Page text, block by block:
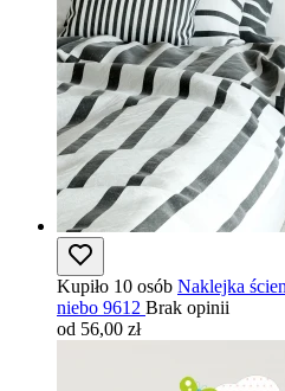
Kupiło 10 osób Naklejka
niebo 9612 Brak opinii
od 56,00 zł